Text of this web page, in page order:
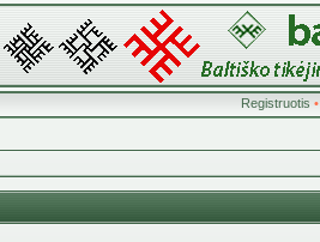
Registruotis •